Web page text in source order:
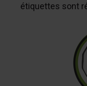
étiquettes sont